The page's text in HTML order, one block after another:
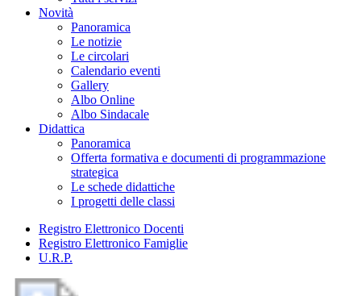
Novità
Panoramica
Le notizie
Le circolari
Calendario eventi
Gallery
Albo Online
Albo Sindacale
Didattica
Panoramica
Offerta formativa e documenti di programmazione
strategica
Le schede didattiche
I progetti delle classi
Registro Elettronico Docenti
Registro Elettronico Famiglie
U.R.P.